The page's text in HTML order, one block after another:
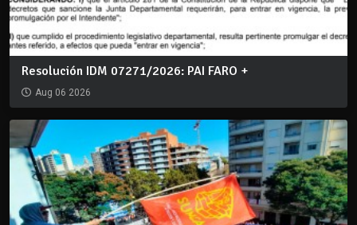
Resolución IDM 07271/2026: PAI FARO +
Aug 06 2026